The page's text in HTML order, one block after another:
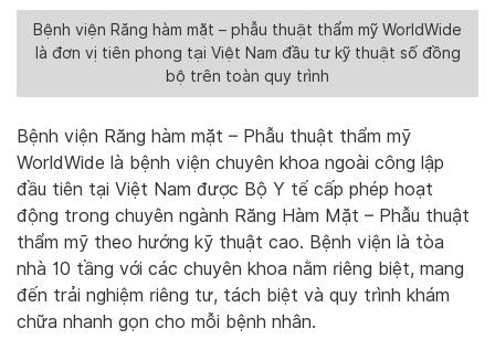
Bệnh viện Răng hàm mặt – phẫu thuật thẩm mỹ WorldWide
là đơn vị tiên phong tại Việt Nam đầu tư kỹ thuật số đồng
bộ trên toàn quy trình
Bệnh viện Răng hàm mặt – Phẫu thuật thẩm mỹ
WorldWide là bệnh viện chuyên khoa ngoài công lập
đầu tiên tại Việt Nam được Bộ Y tế cấp phép hoạt
động trong chuyên ngành Răng Hàm Mặt – Phẫu thuật
thẩm mỹ theo hướng kỹ thuật cao. Bệnh viện là tòa
nhà 10 tầng với các chuyên khoa nằm riêng biệt, mang
đến trải nghiệm riêng tư, tách biệt và quy trình khám
chữa nhanh gọn cho mỗi bệnh nhân.